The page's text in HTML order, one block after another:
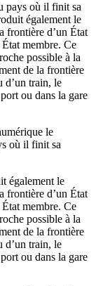
pays où il finit sa
également le
frontière d’un État
membre. Ce
possible à la
de la frontière
d’un train, le
ou dans la gare
le
où il finit sa
également le
frontière d’un État
membre. Ce
possible à la
de la frontière
d’un train, le
ou dans la gare